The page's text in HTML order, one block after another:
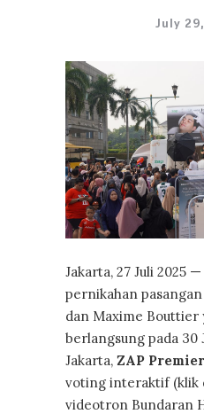
July
Jakarta, 27 Juli 2025
pernikahan
dan Maxime Bouttier
berlangsung pada 30
Jakarta, ZAP
voting interaktif (klik
videotron Bundaran